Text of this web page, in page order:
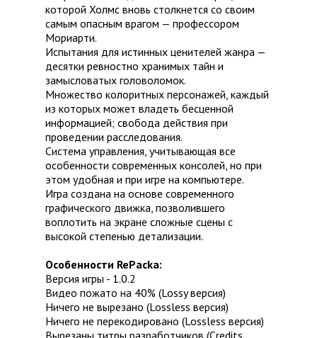
которой Холмс вновь столкнется со своим
самым опасным врагом — профессором
Мориарти.
Испытания для истинных ценителей жанра —
десятки ревностно хранимых тайн и
замысловатых головоломок.
Множество колоритных персонажей, каждый
из которых может владеть бесценной
информацией; свобода действия при
проведении расследования.
Система управления, учитывающая все
особенности современных консолей, но при
этом удобная и при игре на компьютере.
Игра создана на основе современного
графического движка, позволившего
воплотить на экране сложные сцены с
высокой степенью детализации.
Особенности RePacka:
Версия игры - 1.0.2
Видео пожато на 40% (Lossy версия)
Ничего не вырезано (Lossless версия)
Ничего не перекодировано (Lossless версия)